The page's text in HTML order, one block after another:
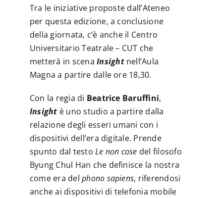
Tra le iniziative proposte dall’Ateneo
per questa edizione, a conclusione
della giornata, c’è anche il Centro
Universitario Teatrale – CUT che
metterà in scenaInsightnell’Aula
Magna a partire dalle ore 18,30.
Con la regia di Beatrice Baruffini,
Insight è uno studio a partire dalla
relazione degli esseri umani con i
dispositivi dell’era digitale. Prende
spunto dal testoLe non cose del filosofo
Byung Chul Han che definisce la nostra
come era delphono sapiens, riferendosi
anche ai dispositivi di telefonia mobile